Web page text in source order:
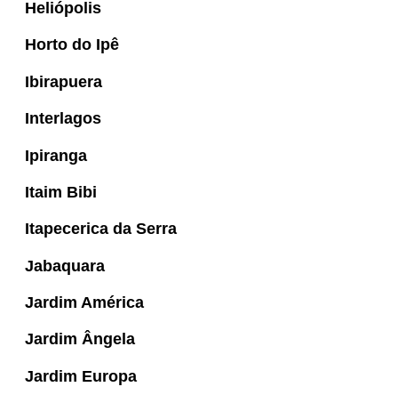
Heliópolis
Horto do Ipê
Ibirapuera
Interlagos
Ipiranga
Itaim Bibi
Itapecerica da Serra
Jabaquara
Jardim América
Jardim Ângela
Jardim Europa